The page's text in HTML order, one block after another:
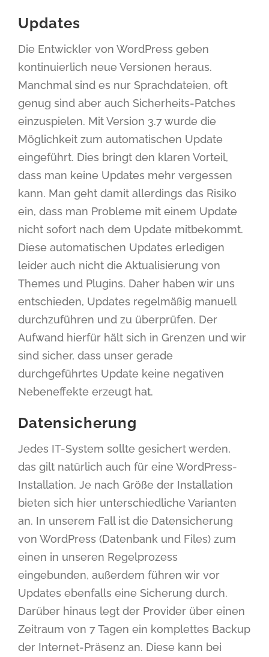
Updates
Die Entwickler von WordPress geben
kontinuierlich neue Versionen heraus.
Manchmal sind es nur Sprachdateien, oft
genug sind aber auch Sicherheits-Patches
einzuspielen. Mit Version 3.7 wurde die
Möglichkeit zum automatischen Update
eingeführt. Dies bringt den klaren Vorteil,
dass man keine Updates mehr vergessen
kann. Man geht damit allerdings das Risiko
ein, dass man Probleme mit einem Update
nicht sofort nach dem Update mitbekommt.
Diese automatischen Updates erledigen
leider auch nicht die Aktualisierung von
Themes und Plugins. Daher haben wir uns
entschieden, Updates regelmäßig manuell
durchzuführen und zu überprüfen. Der
Aufwand hierfür hält sich in Grenzen und wir
sind sicher, dass unser gerade
durchgeführtes Update keine negativen
Nebeneffekte erzeugt hat.
Datensicherung
Jedes IT-System sollte gesichert werden,
das gilt natürlich auch für eine WordPress-
Installation. Je nach Größe der Installation
bieten sich hier unterschiedliche Varianten
an. In unserem Fall ist die Datensicherung
von WordPress (Datenbank und Files) zum
einen in unseren Regelprozess
eingebunden, außerdem führen wir vor
Updates ebenfalls eine Sicherung durch.
Darüber hinaus legt der Provider über einen
Zeitraum von 7 Tagen ein komplettes Backup
der Internet-Präsenz an. Diese kann bei